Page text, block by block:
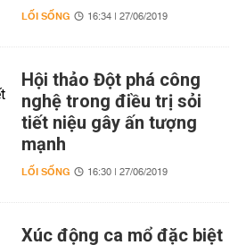
LỐI SỐNG 16:34 | 27/06/2019
Hội thảo Đột phá công
nghệ trong điều trị sỏi
tiết niệu gây ấn tượng
mạnh
LỐI SỐNG 16:30 | 27/06/2019
Xúc động ca mổ đặc biệt